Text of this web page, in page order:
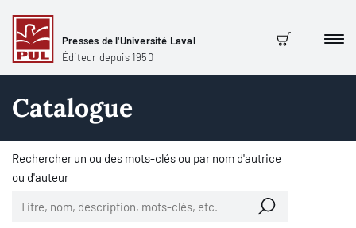
Presses de l'Université Laval
Éditeur depuis 1950
Panier
Catalogue
Rechercher un ou des mots-clés ou par nom d'autrice
ou d'auteur